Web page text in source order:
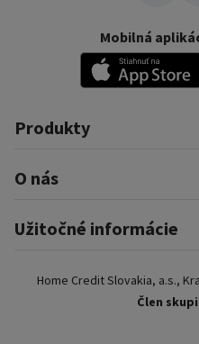
Mobilná
Produkty
Pôžičky
Financovanie podnikateľov
Auto na splátky
O nás
Profil firmy
Pomáhame
Blog
Užitočné informácie
Najčastejšie otázky
Dokumenty na stiahnutie
Home Credit Slovakia, a.s.,
Člen